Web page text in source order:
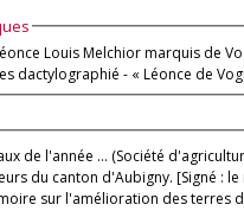
Louis Melchior marquis de
dactylographié - « Léonce de
de l'année ... (Société
du canton d'Aubigny. [Signé :
sur l'amélioration des terres